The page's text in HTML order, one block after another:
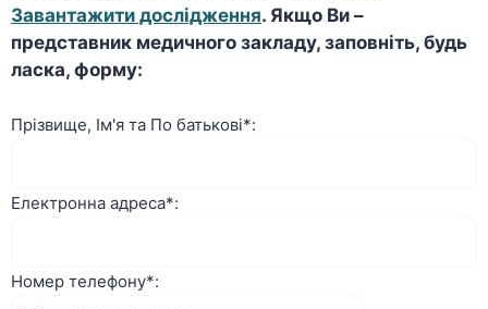
Завантажити дослідження. Якщо Ви –
представник медичного закладу, заповніть, будь
ласка, форму:
Прізвище, Ім'я та По батькові*:
Електронна адреса*:
Номер телефону*: